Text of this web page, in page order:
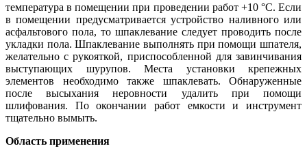
температура в помещении при проведении работ +10 °С. Если
в помещении предусматривается устройство наливного или
асфальтового пола, то шпаклевание следует проводить после
укладки пола. Шпаклевание выполнять при помощи шпателя,
желательно с рукояткой, приспособленной для завинчивания
выступающих шурупов. Места установки крепежных
элементов необходимо также шпаклевать. Обнаруженные
после высыхания неровности удалить при помощи
шлифования. По окончании работ емкости и инструмент
тщательно вымыть.
Область применения